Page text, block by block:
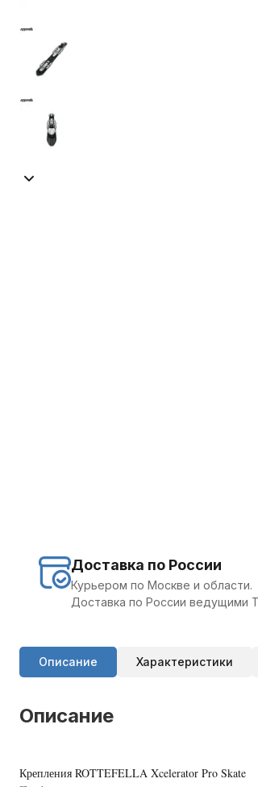
Доставка по России
Курьером по Москве и области.
Доставка по России ведущими
Описание Характеристики
Описание
Крепления ROTTEFELLA Xcelerator Pro Skate